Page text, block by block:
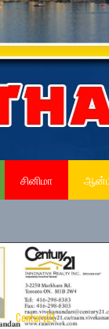
சினிமா
Century21